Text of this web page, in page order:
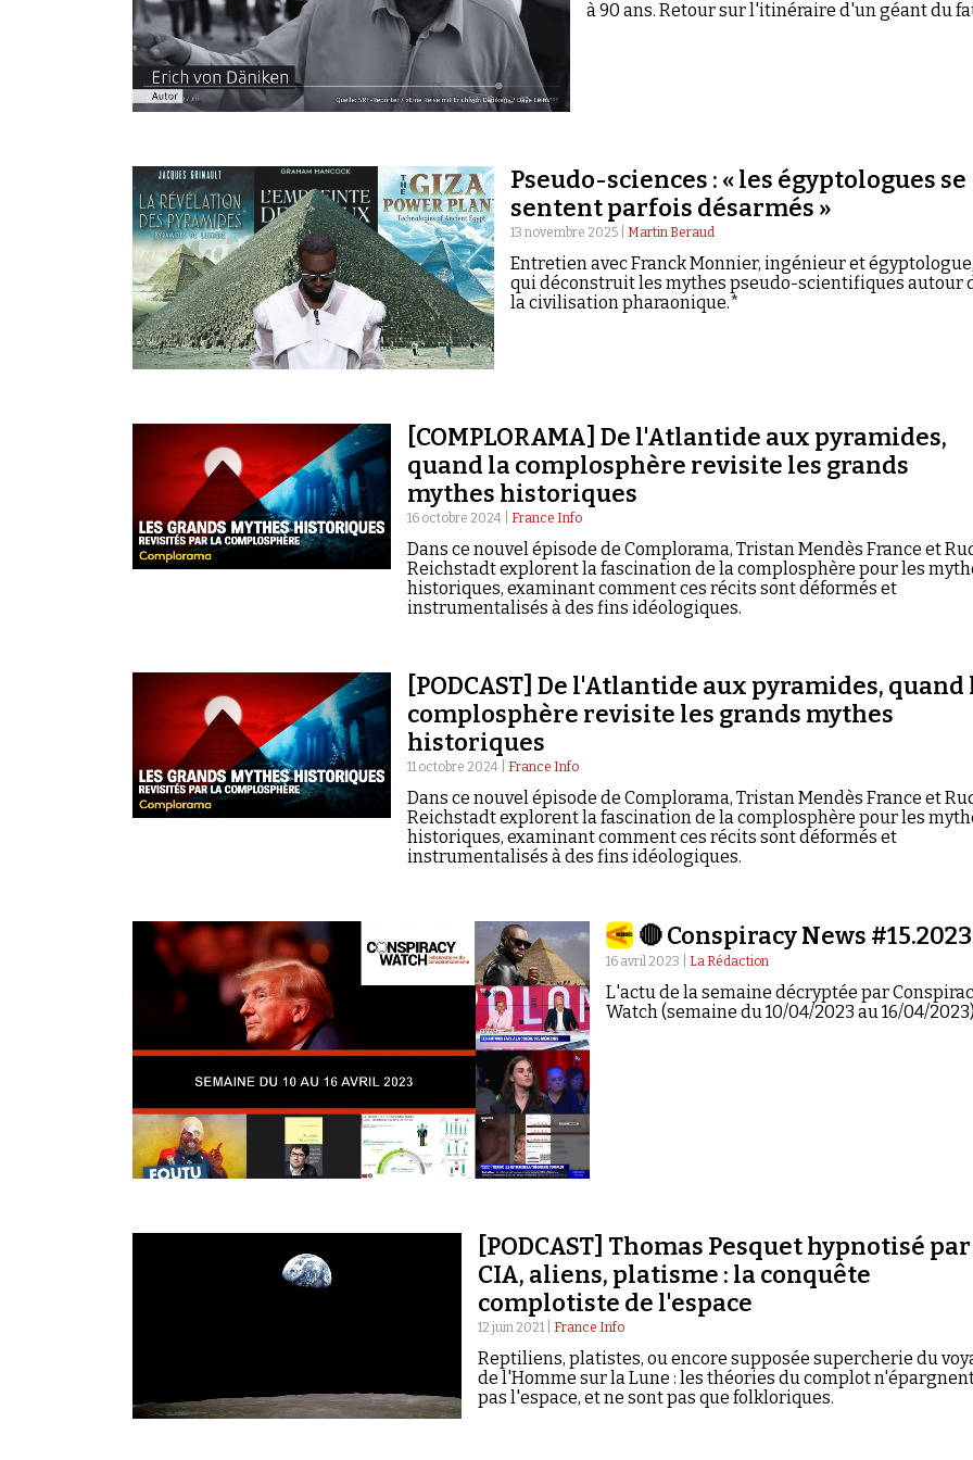
à 90 ans. Retour sur l'itinéraire d'un géant du
Pseudo-sciences : « les égyptologues se
sentent parfois désarmés »
13 novembre 2025 | Martin Beraud
Entretien avec Franck Monnier, ingénieur et égyptologue,
qui déconstruit les mythes pseudo-scientifiques autour
la civilisation pharaonique.*
[COMPLORAMA] De l'Atlantide aux pyramides,
quand la complosphère revisite les grands
mythes historiques
16 octobre 2024 | France Info
Dans ce nouvel épisode de Complorama, Tristan Mendès France et
Reichstadt explorent la fascination de la complosphère pour les
historiques, examinant comment ces récits sont déformés et
instrumentalisés à des fins idéologiques.
[PODCAST] De l'Atlantide aux pyramides, quand
complosphère revisite les grands mythes
historiques
11 octobre 2024 | France Info
Dans ce nouvel épisode de Complorama, Tristan Mendès France et
Reichstadt explorent la fascination de la complosphère pour les
historiques, examinant comment ces récits sont déformés et
instrumentalisés à des fins idéologiques.
🔴 Conspiracy News #15.2023
16 avril 2023 | La Rédaction
L'actu de la semaine décryptée par
Watch (semaine du 10/04/2023 au 16/04/
[PODCAST] Thomas Pesquet hypnotisé
CIA, aliens, platisme : la conquête
complotiste de l'espace
12 juin 2021 | France Info
Reptiliens, platistes, ou encore supposée supercherie du
de l'Homme sur la Lune : les théories du complot
pas l'espace, et ne sont pas que folkloriques.